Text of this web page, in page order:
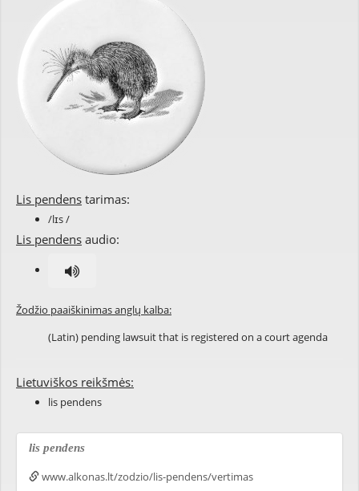
Lis pendens tarimas:
/lɪs /
Lis pendens audio:
Žodžio paaiškinimas anglų kalba:
(Latin) pending lawsuit that is registered on a court agenda
Lietuviškos reikšmės:
lis pendens
lis pendens
www.alkonas.lt/zodzio/lis-pendens/vertimas